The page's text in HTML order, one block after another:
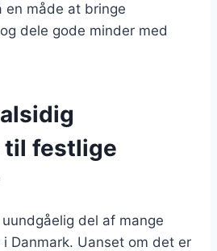
måde at bringe
dele gode minder med
til festlige
del af mange
Danmark. Uanset om det er